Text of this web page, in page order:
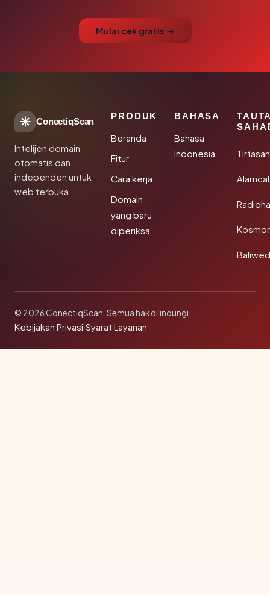
Mulai cek gratis →
ConectiqScan
Intelijen domain
otomatis dan
independen untuk
web terbuka.
PRODUK
Beranda
Fitur
Cara kerja
Domain
yang baru
diperiksa
BAHASA
Bahasa
Indonesia
© 2026 ConectiqScan. Semua hak dilindungi.
Kebijakan Privasi·Syarat Layanan